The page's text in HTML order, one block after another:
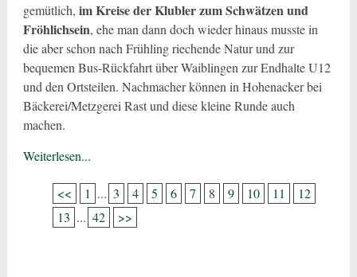
gemütlich, im Kreise der Klubler zum Schwätzen und
Fröhlichsein, ehe man dann doch wieder hinaus musste in
die aber schon nach Frühling riechende Natur und zur
bequemen Bus-Rückfahrt über Waiblingen zur Endhalte U12
und den Ortsteilen. Nachmacher können in Hohenacker bei
Bäckerei/Metzgerei Rast und diese kleine Runde auch
machen.
Weiterlesen...
<< 1 ... 3 4 5 6 7 8 9 10 11
12
13 ... 42 >>